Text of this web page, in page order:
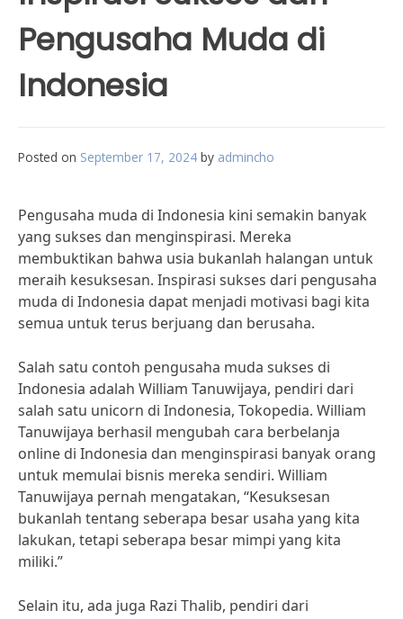
Pengusaha Muda di
Indonesia
Posted on September 17, 2024 by admincho
Pengusaha muda di Indonesia kini semakin banyak
yang sukses dan menginspirasi. Mereka
membuktikan bahwa usia bukanlah halangan untuk
meraih kesuksesan. Inspirasi sukses dari pengusaha
muda di Indonesia dapat menjadi motivasi bagi kita
semua untuk terus berjuang dan berusaha.
Salah satu contoh pengusaha muda sukses di
Indonesia adalah William Tanuwijaya, pendiri dari
salah satu unicorn di Indonesia, Tokopedia. William
Tanuwijaya berhasil mengubah cara berbelanja
online di Indonesia dan menginspirasi banyak orang
untuk memulai bisnis mereka sendiri. William
Tanuwijaya pernah mengatakan, “Kesuksesan
bukanlah tentang seberapa besar usaha yang kita
lakukan, tetapi seberapa besar mimpi yang kita
miliki.”
Selain itu, ada juga Razi Thalib, pendiri dari